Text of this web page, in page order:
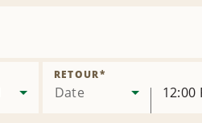
Date
RETOUR*
12:00